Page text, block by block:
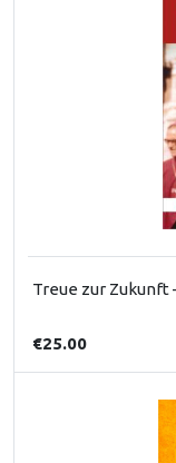
Treue zur Zukunft
€25.00